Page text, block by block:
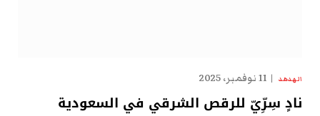
الهدهد 11 نوفمبر، 2025
نادٍ سِرِّيّ للرقص الشرقي في السعودية